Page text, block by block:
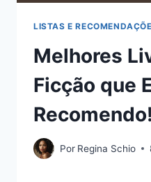
LISTAS E
Melhores
Ficção que
Recomendo!
Por Regina Schio